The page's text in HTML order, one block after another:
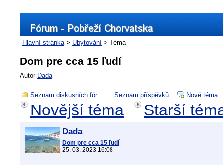
Hlavní stránka> Ubytování > Téma
Dom pre cca 15 ľudí
Autor Dada
Seznam diskusních fór Seznam příspěvků Nové téma
Novější téma Starší
Dada
Dom pre cca 15 ľudí
25. 03. 2023 16:08